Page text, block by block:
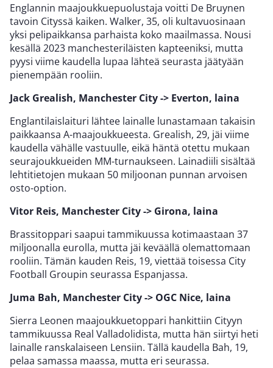
Englannin maajoukkuepuolustaja voitti De Bruynen
tavoin Cityssä kaiken. Walker, 35, oli kultavuosinaan
yksi pelipaikkansa parhaista koko maailmassa. Nousi
kesällä 2023 manchesteriläisten kapteeniksi, mutta
pyysi viime kaudella lupaa lähteä seurasta jäätyään
pienempään rooliin.
Jack Grealish, Manchester City -> Everton, laina
Englantilaislaituri lähtee lainalle lunastamaan takaisin
paikkaansa A-maajoukkueesta. Grealish, 29, jäi viime
kaudella vähälle vastuulle, eikä häntä otettu mukaan
seurajoukkueiden MM-turnaukseen. Lainadiili sisältää
lehtitietojen mukaan 50 miljoonan punnan arvoisen
osto-option.
Vitor Reis, Manchester City -> Girona, laina
Brassitoppari saapui tammikuussa kotimaastaan 37
miljoonalla eurolla, mutta jäi keväällä olemattomaan
rooliin. Tämän kauden Reis, 19, viettää toisessa City
Football Groupin seurassa Espanjassa.
Juma Bah, Manchester City -> OGC Nice, laina
Sierra Leonen maajoukkuetoppari hankittiin Cityyn
tammikuussa Real Valladolidista, mutta hän siirtyi heti
lainalle ranskalaiseen Lensiin. Tällä kaudella Bah, 19,
pelaa samassa maassa, mutta eri seurassa.